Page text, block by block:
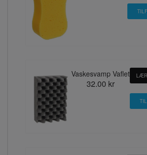
Vaskesvamp Vaflet
32.00 kr